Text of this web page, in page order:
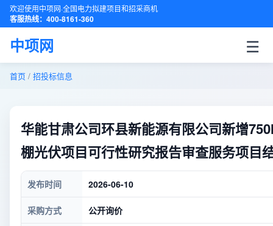
欢迎使用中项网·全国电力拟建项目和招采商机
客服热线：400-8161-360
中项网 ☰
首页 / 招投标信息
华能甘肃公司环县新能源有限公司新增
棚光伏项目可行性研究报告审查服务项目
发布时间 2026-06-10
采购方式 公开询价